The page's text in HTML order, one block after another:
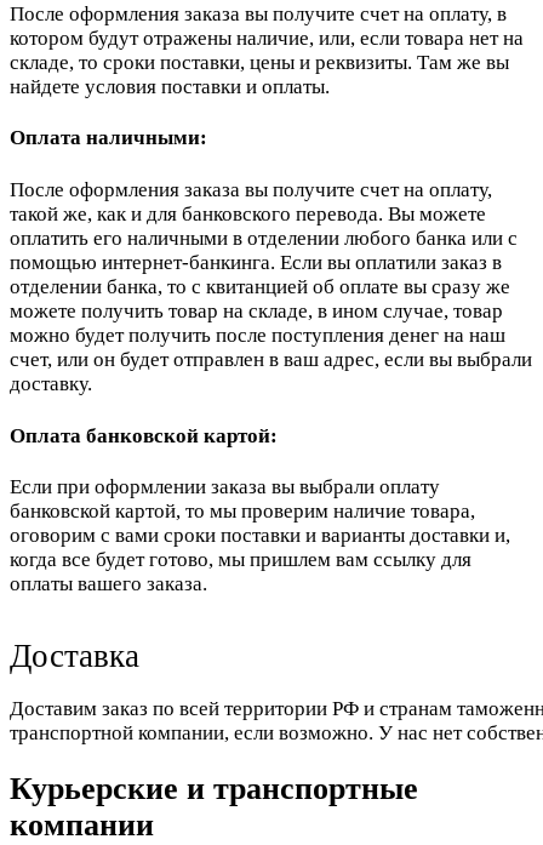
После оформления заказа вы получите счет на оплату, в
котором будут отражены наличие, или, если товара нет на
складе, то сроки поставки, цены и реквизиты. Там же вы
найдете условия поставки и оплаты.
Оплата наличными:
После оформления заказа вы получите счет на оплату,
такой же, как и для банковского перевода. Вы можете
оплатить его наличными в отделении любого банка или с
помощью интернет-банкинга. Если вы оплатили заказ в
отделении банка, то с квитанцией об оплате вы сразу же
можете получить товар на складе, в ином случае, товар
можно будет получить после поступления денег на наш
счет, или он будет отправлен в ваш адрес, если вы выбрали
доставку.
Оплата банковской картой:
Если при оформлении заказа вы выбрали оплату
банковской картой, то мы проверим наличие товара,
оговорим с вами сроки поставки и варианты доставки и,
когда все будет готово, мы пришлем вам ссылку для
оплаты вашего заказа.
Доставка
Доставим заказ по всей территории РФ и странам
транспортной компании, если возможно. У нас нет
Курьерские и транспортные
компании